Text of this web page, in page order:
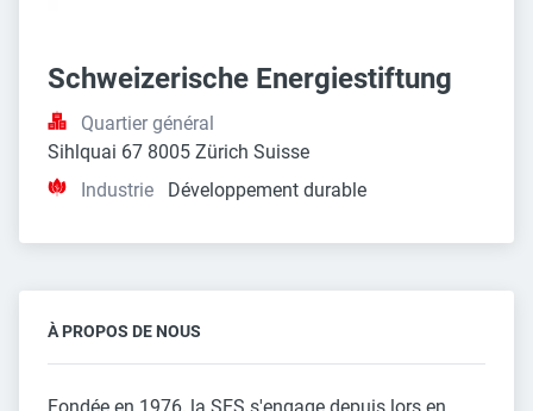
Schweizerische Energiestiftung
Quartier général
Sihlquai 67 8005 Zürich Suisse
Industrie
Développement durable
À PROPOS DE NOUS